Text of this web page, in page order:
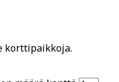
korttipaikkoja.